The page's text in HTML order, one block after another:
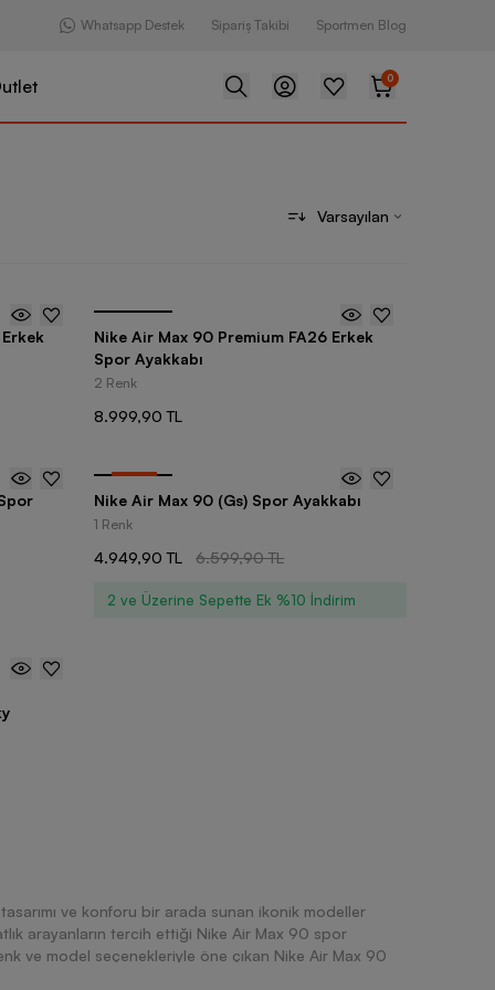
Whatsapp Destek Sipariş Takibi Sportmen Blog
0
Varsayılan
Nike Air Max 90 Premium FA26 Erkek
Spor Ayakkabı
2 Renk
8.999,90 TL
Nike Air Max 90 (Gs) Spor Ayakkabı
1 Renk
4.949,90 TL 6.599,90 TL
2 ve Üzerine Sepette Ek %10 İndirim
ve konforu bir arada sunan ikonik modeller
arayanların tercih ettiği Nike Air Max 90 spor
ve model seçenekleriyle öne çıkan Nike Air Max 90